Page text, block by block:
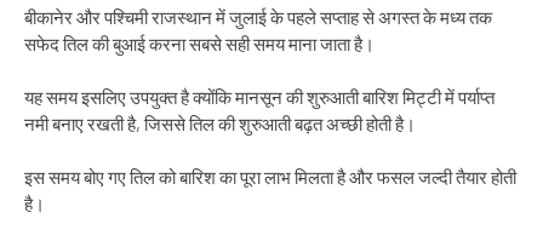
बीकानेर और पश्चिमी राजस्थान में जुलाई के पहले सप्ताह से अगस्त के मध्य तक
सफेद तिल की बुआई करना सबसे सही समय माना जाता है।
यह समय इसलिए उपयुक्त है क्योंकि मानसून की शुरुआती बारिश मिट्टी में पर्याप्त
नमी बनाए रखती है, जिससे तिल की शुरुआती बढ़त अच्छी होती है।
इस समय बोए गए तिल को बारिश का पूरा लाभ मिलता है और फसल जल्दी तैयार होती
है।